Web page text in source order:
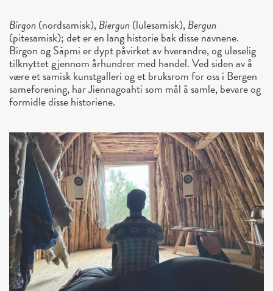
Birgon (nordsamisk),Biergun (lulesamisk),Bergun
(pitesamisk); det er en lang historie bak disse navnene.
Birgon og Sápmi er dypt påvirket av hverandre, og uløselig
tilknyttet gjennom århundrer med handel. Ved siden av å
være et samisk kunstgalleri og et bruksrom for oss i Bergen
sameforening, har Jiennagoahti som mål å samle, bevare og
formidle disse historiene.